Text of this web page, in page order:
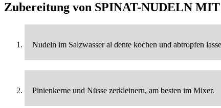
Zubereitung von SPINAT-NUDELN
Nudeln im Salzwasser al dente kochen und abtropfen
Pinienkerne und Nüsse zerkleinern, am besten im Mixer.